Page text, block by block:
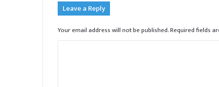
Leave a Reply
Your email address will not be published.Required fields